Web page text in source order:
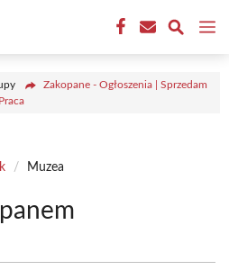
Zakopane - Ogłoszenia | Sprzedam
/ Muzea